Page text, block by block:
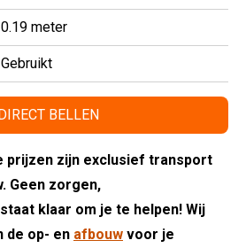
0.19 meter
Gebruikt
DIRECT BELLEN
prijzen zijn exclusief transport
Geen zorgen,
klaar om je te helpen! Wij
de op- en afbouw voor je